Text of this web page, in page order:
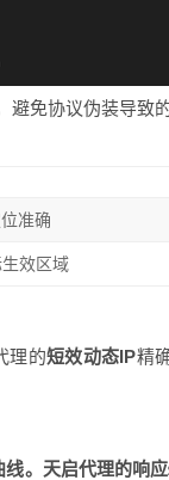
避免协议伪装导致
准确
效区域
理的短效动态IP精
线。天启代理的响